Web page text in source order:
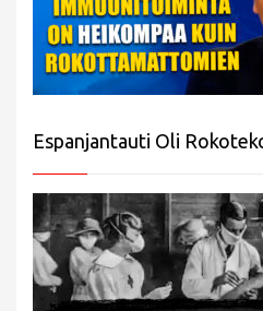
Espanjantauti Oli